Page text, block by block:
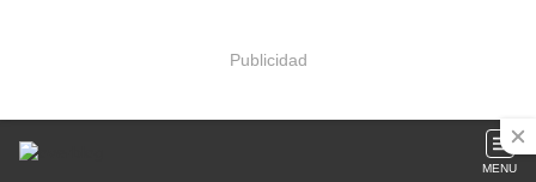
Publicidad
MENU